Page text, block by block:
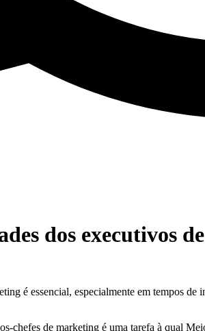
dos executivos
é essencial, especialmente em tempos
chefes de marketing é uma tarefa à qual